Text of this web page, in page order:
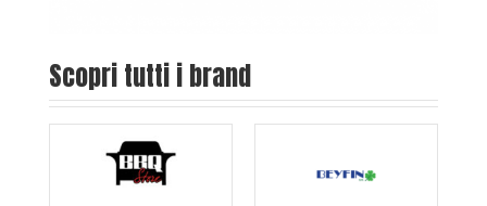
Scopri tutti i brand